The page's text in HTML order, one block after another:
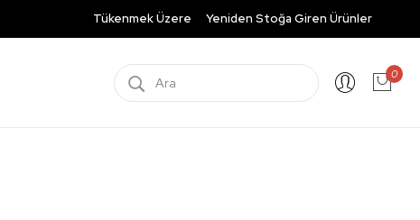
Tükenmek Üzere Yeniden Stoğa Giren Ürünler
0